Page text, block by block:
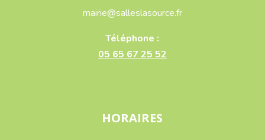
mairie@salleslasource.fr
Téléphone :
05 65 67 25 52
HORAIRES